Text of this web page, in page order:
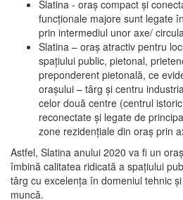
Slatina - oraş compact şi
funcţionale majore sunt legate
prin intermediul unor axe/
Slatina – oraş atractiv pentru
spaţiului public, pietonal,
preponderent pietonală, ce
oraşului – târg şi centru
celor două centre (centrul
reconectate şi legate de
zone rezidenţiale din oraş prin
Astfel, Slatina anului 2020 va fi un
îmbină calitatea ridicată a spaţiului
târg cu excelenţa în domeniul tehnic
muncă.